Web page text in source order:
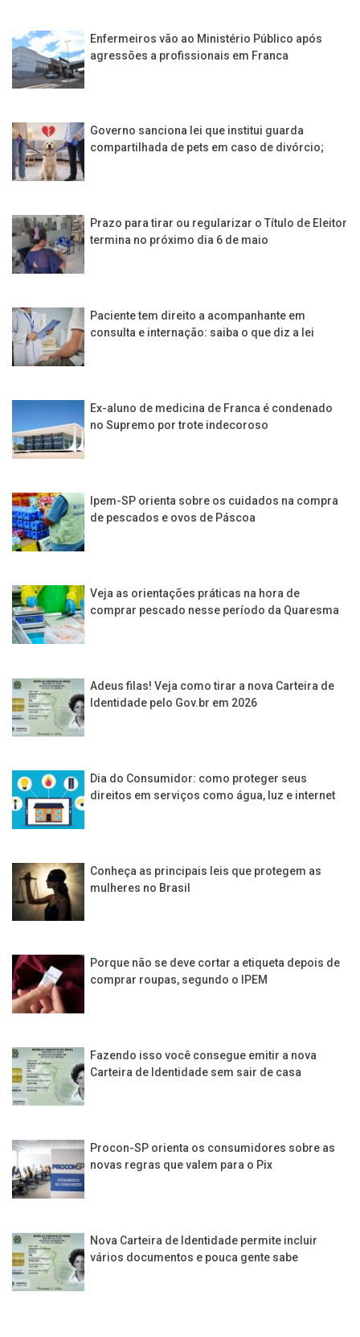
Enfermeiros vão ao Ministério Público após
agressões a profissionais em Franca
Governo sanciona lei que institui guarda
compartilhada de pets em caso de divórcio;
Prazo para tirar ou regularizar o Título de Eleitor
termina no próximo dia 6 de maio
Paciente tem direito a acompanhante em
consulta e internação: saiba o que diz a lei
Ex-aluno de medicina de Franca é condenado
no Supremo por trote indecoroso
Ipem-SP orienta sobre os cuidados na compra
de pescados e ovos de Páscoa
Veja as orientações práticas na hora de
comprar pescado nesse período da Quaresma
Adeus filas! Veja como tirar a nova Carteira de
Identidade pelo Gov.br em 2026
Dia do Consumidor: como proteger seus
direitos em serviços como água, luz e internet
Conheça as principais leis que protegem as
mulheres no Brasil
Porque não se deve cortar a etiqueta depois de
comprar roupas, segundo o IPEM
Fazendo isso você consegue emitir a nova
Carteira de Identidade sem sair de casa
Procon-SP orienta os consumidores sobre as
novas regras que valem para o Pix
Nova Carteira de Identidade permite incluir
vários documentos e pouca gente sabe